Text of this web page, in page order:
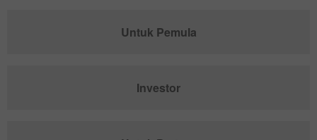
Untuk Pemula
Investor